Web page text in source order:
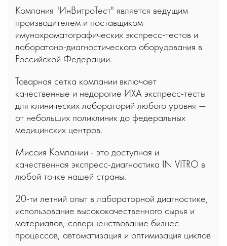
Компания "ИнВитроТест" является ведущим
производителем и поставщиком
имунохроматографических экспресс-тестов и
лаборатоно-диагностического оборудования в
Российской Федерации.
Товарная сетка компании включает
качественные и недорогие ИХА экспресс-тесты
для клинических лабораторий любого уровня —
от небольших поликлиник до федеральных
медицинских центров.
Миссия Компании - это доступная и
качественная экспресс-диагностика IN VITRO в
любой точке нашей страны.
20-ти летний опыт в лабораторной диагностике,
использование высококачественного сырья и
материалов, совершенствование бизнес-
процессов, автоматизация и оптимизация циклов